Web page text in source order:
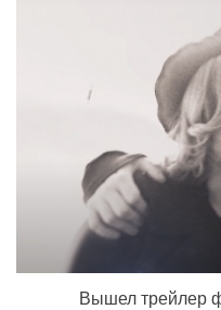
Вышел трейлер